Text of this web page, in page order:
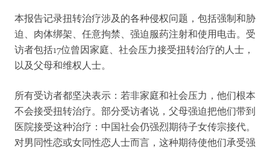
本报告记录扭转治疗涉及的各种侵权问题，包括强制和胁
迫、肉体绑架、任意拘禁、强迫服药注射和使用电击。受
访者包括17位曾因家庭、社会压力接受扭转治疗的人士，
以及父母和维权人士。
所有受访者都坚决表示：若非家庭和社会压力，他们根本
不会接受扭转治疗。部分受访者说，父母强迫把他们带到
医院接受这种治疗：中国社会仍强烈期待子女传宗接代。
对男同性恋或女同性恋人士而言，这种期待使他们承受强